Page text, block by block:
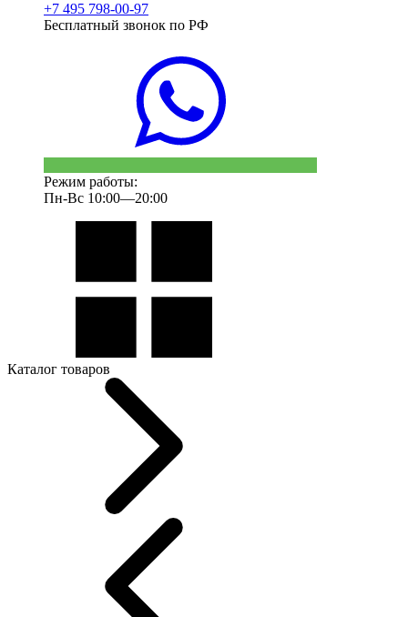
+7 495 798-00-97
Бесплатный звонок по РФ
Режим работы:
Пн-Вс 10:00—20:00
Каталог товаров